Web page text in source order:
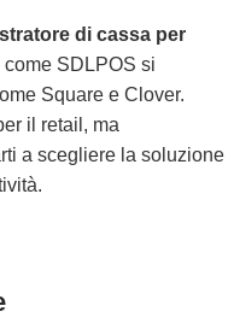
di cassa per
SDLPOS si
Square e Clover.
il retail, ma
a scegliere la soluzione